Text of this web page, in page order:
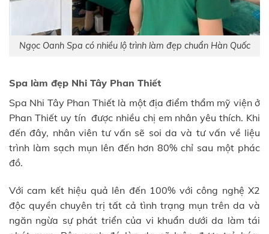
Ngọc Oanh Spa có nhiều lộ trình làm đẹp chuẩn Hàn Quốc
Spa làm đẹp Nhi Tây Phan Thiết
Spa Nhi Tây Phan Thiết là một địa điểm thẩm mỹ viện ở
Phan Thiết uy tín được nhiều chị em nhân yêu thích. Khi
đến đây, nhân viên tư vấn sẽ soi da và tư vấn về liệu
trình làm sạch mụn lên đến hơn 80% chỉ sau một phác
đồ.
Với cam kết hiệu quả lên đến 100% với công nghệ X2
độc quyền chuyên trị tất cả tình trạng mụn trên da và
ngăn ngừa sự phát triển của vi khuẩn dưới da làm tái